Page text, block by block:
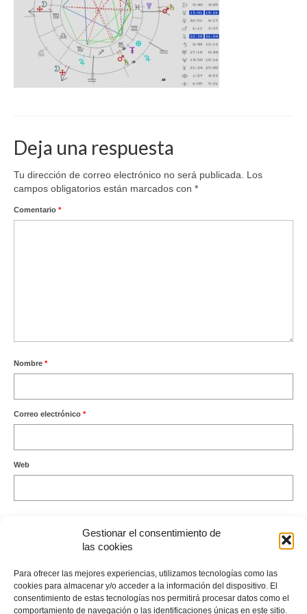
Gestionar el consentimiento de
las cookies
Para ofrecer las mejores experiencias, utilizamos tecnologías como las
cookies para almacenar y/o acceder a la información del dispositivo. El
consentimiento de estas tecnologías nos permitirá procesar datos como el
comportamiento de navegación o las identificaciones únicas en este sitio.
Deja una respuesta
Tu dirección de correo electrónico no será publicada.
Los
campos obligatorios están marcados con *
Comentario *
Nombre *
Correo electrónico *
Web
procesan los datos de tus comentarios.